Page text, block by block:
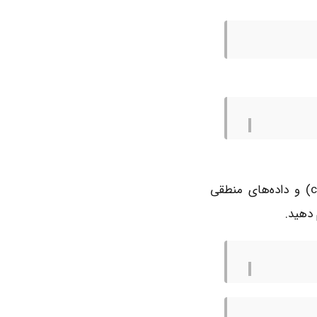
R از انواع مختلف داده‌ای مانند اعداد صحیح (integer)، اعداد اعشاری (numeric)، رشته‌ها (character) و داده‌های منطقی